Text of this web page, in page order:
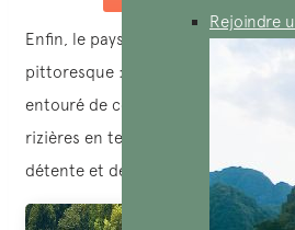
Rejoindre
Enfin, le paysage naturel y est
pittoresque : niché dans une petite
entouré de collines arrondies (« bol
rizières en terrasses qui vous
détente et de plaisir.